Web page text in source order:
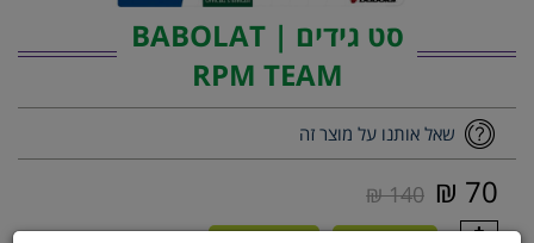
סט גידים | BABOLAT
RPM TEAM
שאל אותנו על מוצר זה
70 ₪
140 ₪